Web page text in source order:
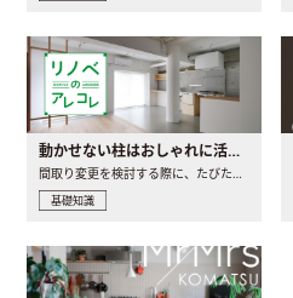
動かせない柱はおしゃれに活用！柱を魅せるリノベーション(リノベ)4選
基礎知識